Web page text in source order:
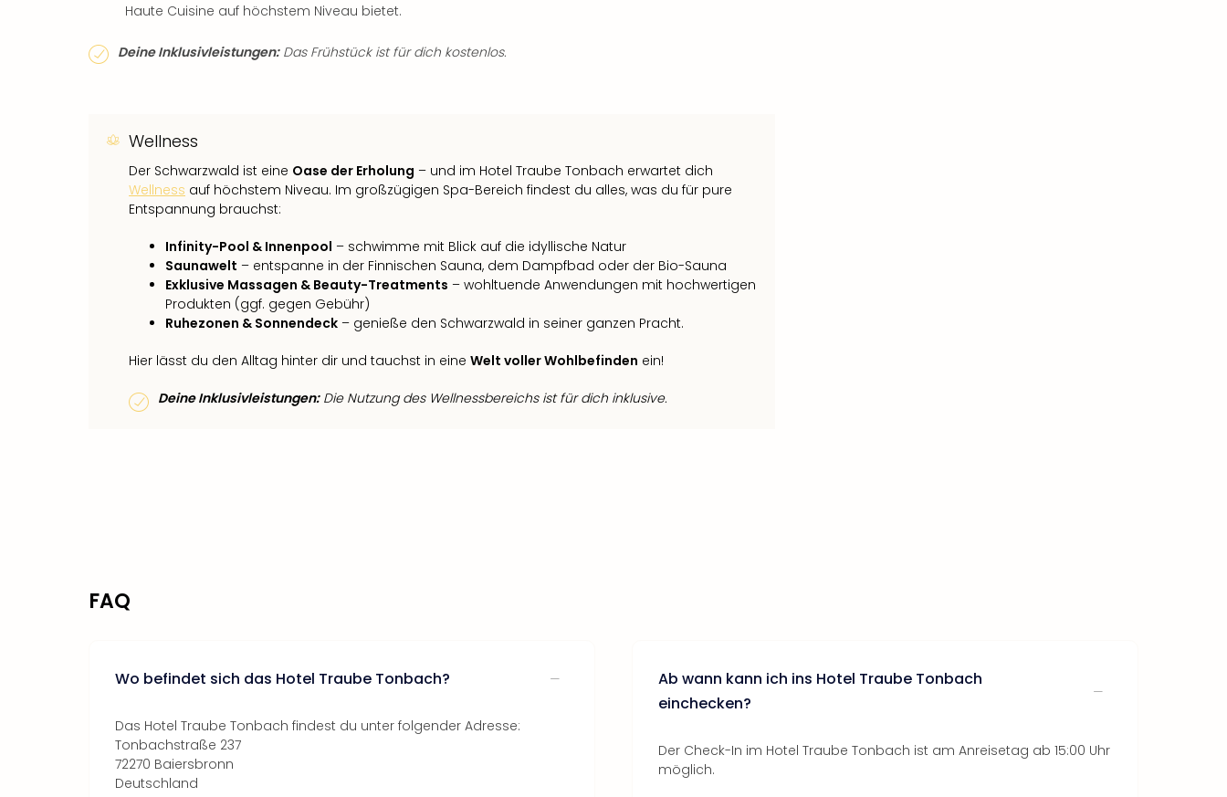
Haute Cuisine auf höchstem Niveau bietet.
Deine Inklusivleistungen:Das Frühstück ist für dich kostenlos.
Wellness
Der Schwarzwald ist eine Oase der Erholung – und im Hotel Traube Tonbach erwartet dich
Wellness auf höchstem Niveau. Im großzügigen Spa-Bereich findest du alles, was du für pure
Entspannung brauchst:
Infinity-Pool & Innenpool – schwimme mit Blick auf die idyllische Natur
Saunawelt – entspanne in der Finnischen Sauna, dem Dampfbad oder der Bio-Sauna
Exklusive Massagen & Beauty-Treatments – wohltuende Anwendungen mit hochwertigen
Produkten (ggf. gegen Gebühr)
Ruhezonen & Sonnendeck – genieße den Schwarzwald in seiner ganzen Pracht.
Hier lässt du den Alltag hinter dir und tauchst in eine Welt voller Wohlbefinden ein!
Deine Inklusivleistungen:Die Nutzung des Wellnessbereichs ist für dich inklusive.
FAQ
Wo befindet sich das Hotel Traube Tonbach?
Das Hotel Traube Tonbach findest du unter folgender Adresse:
Tonbachstraße 237
72270 Baiersbronn
Deutschland
Ab wann kann ich ins Hotel Traube Tonbach
einchecken?
Der Check-In im Hotel Traube Tonbach ist am Anreisetag ab 15:00 Uhr
möglich.